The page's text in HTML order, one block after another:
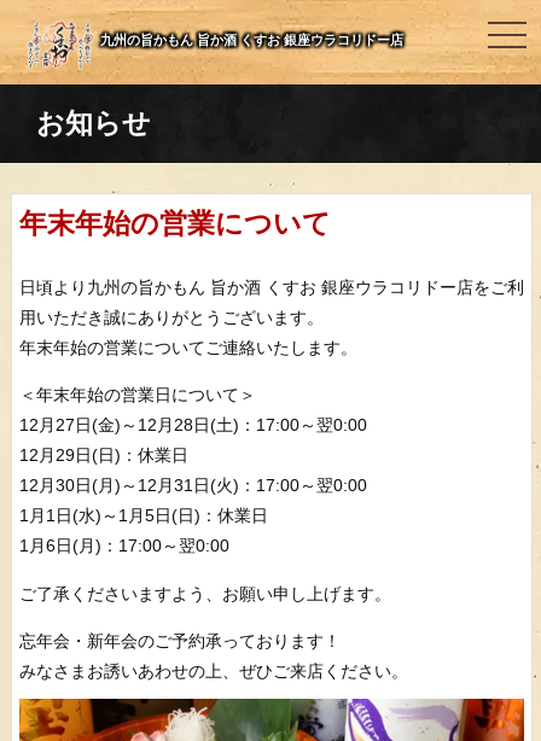
九州の旨かもん 旨か酒 くすお 銀座ウラコリドー店
お知らせ
年末年始の営業について
日頃より九州の旨かもん 旨か酒 くすお 銀座ウラコリドー店をご利
用いただき誠にありがとうございます。
年末年始の営業についてご連絡いたします。
＜年末年始の営業日について＞
12月27日(金)～12月28日(土)：17:00～翌0:00
12月29日(日)：休業日
12月30日(月)～12月31日(火)：17:00～翌0:00
1月1日(水)～1月5日(日)：休業日
1月6日(月)：17:00～翌0:00
ご了承くださいますよう、お願い申し上げます。
忘年会・新年会のご予約承っております！
みなさまお誘いあわせの上、ぜひご来店ください。